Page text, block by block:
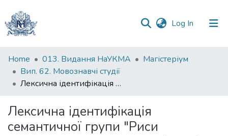
Log In (current)
Communities
&
Collections
Statistics
Home 013. Видання НаУКМА
Магістеріум
Вип. 62. Мовознавчі студії
Лексична ідентифікація семантичної групи "Риси характеру людини» в мові творів Петра Могили"
Лексична ідентифікація
семантичної групи "Риси